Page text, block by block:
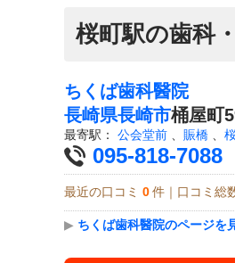
桜町駅の歯科
ちくば歯科醫院
長崎県長崎市桶屋町
最寄駅： 公会堂前 賑橋
095-818-7088
最近の口コミ 0 件｜口コミ総
▶ ちくば歯科醫院のページを